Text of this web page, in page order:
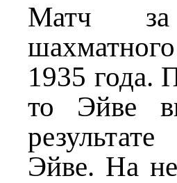
Матч за
1935 года.
то Эйве
Эйве. На